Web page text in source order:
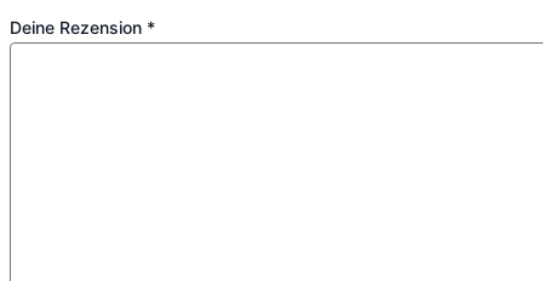
Deine Rezension *